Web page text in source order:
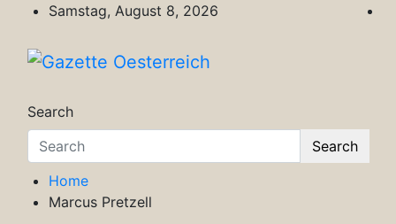
content
Samstag, August 8, 2026
Search
Search
Home
Marcus Pretzell